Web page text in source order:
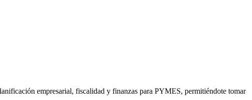
empresarial, fiscalidad y finanzas para PYMES, permitiéndote tomar